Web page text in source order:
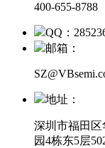
400-655-8788
QQ：
邮箱：
地址：
深圳市福田
园4栋东5层